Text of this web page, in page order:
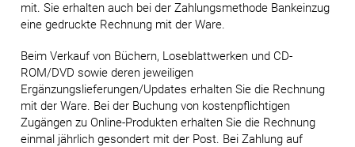
mit. Sie erhalten auch bei der Zahlungsmethode Bankeinzug
eine gedruckte Rechnung mit der Ware.
Beim Verkauf von Büchern, Loseblattwerken und CD-
ROM/DVD sowie deren jeweiligen
Ergänzungslieferungen/Updates erhalten Sie die Rechnung
mit der Ware. Bei der Buchung von kostenpflichtigen
Zugängen zu Online-Produkten erhalten Sie die Rechnung
einmal jährlich gesondert mit der Post. Bei Zahlung auf